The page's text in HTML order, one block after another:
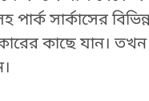
পার্ক সার্কাসের
কাছে যান।